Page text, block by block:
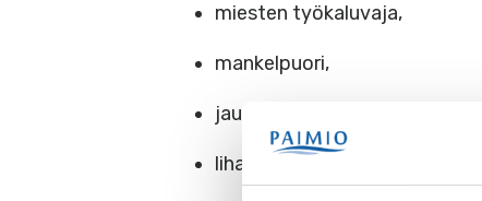
miesten työkaluvaja,
mankelpuori,
jauhopuori ja
lihapuori.